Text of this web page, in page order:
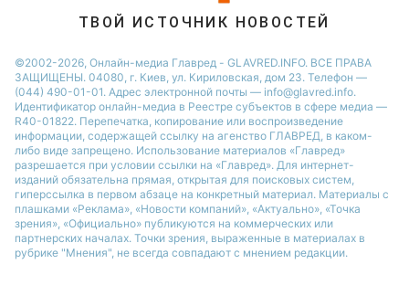
ТВОЙ ИСТОЧНИК НОВОСТЕЙ
©2002-2026, Онлайн-медиа Главред - GLAVRED.INFO. ВСЕ ПРАВА
ЗАЩИЩЕНЫ. 04080, г. Киев, ул. Кириловская, дом 23. Телефон —
(044) 490-01-01. Адрес электронной почты — info@glavred.info.
Идентификатор онлайн-медиа в Реестре cубъектов в сфере медиа —
R40-01822. Перепечатка, копирование или воспроизведение
информации, содержащей ссылку на агенство ГЛАВРЕД, в каком-
либо виде запрещено. Использование материалов «Главред»
разрешается при условии ссылки на «Главред». Для интернет-
изданий обязательна прямая, открытая для поисковых систем,
гиперссылка в первом абзаце на конкретный материал. Материалы с
плашками «Реклама», «Новости компаний», «Актуально», «Точка
зрения», «Официально» публикуются на коммерческих или
партнерских началах. Точки зрения, выраженные в материалах в
рубрике "Мнения", не всегда совпадают с мнением редакции.